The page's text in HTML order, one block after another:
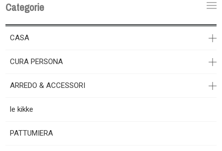
Categorie
CASA
CURA PERSONA
ARREDO & ACCESSORI
le kikke
PATTUMIERA